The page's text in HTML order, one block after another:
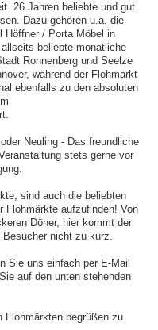
26 Jahren beliebte und gut
Dazu gehören u.a. die
Höffner / Porta Möbel in
beliebte monatliche
Ronnenberg und Seelze
während der Flohmarkt
ebenfalls zu den absoluten
Neuling - Das freundliche
stets gerne vor
sind auch die beliebten
Flohmärkte aufzufinden! Von
Döner, hier kommt der
nicht zu kurz.
Sie uns einfach per E-Mail
auf den unten stehenden
Flohmärkten begrüßen zu